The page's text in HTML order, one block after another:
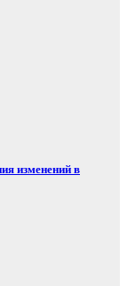
изменений в